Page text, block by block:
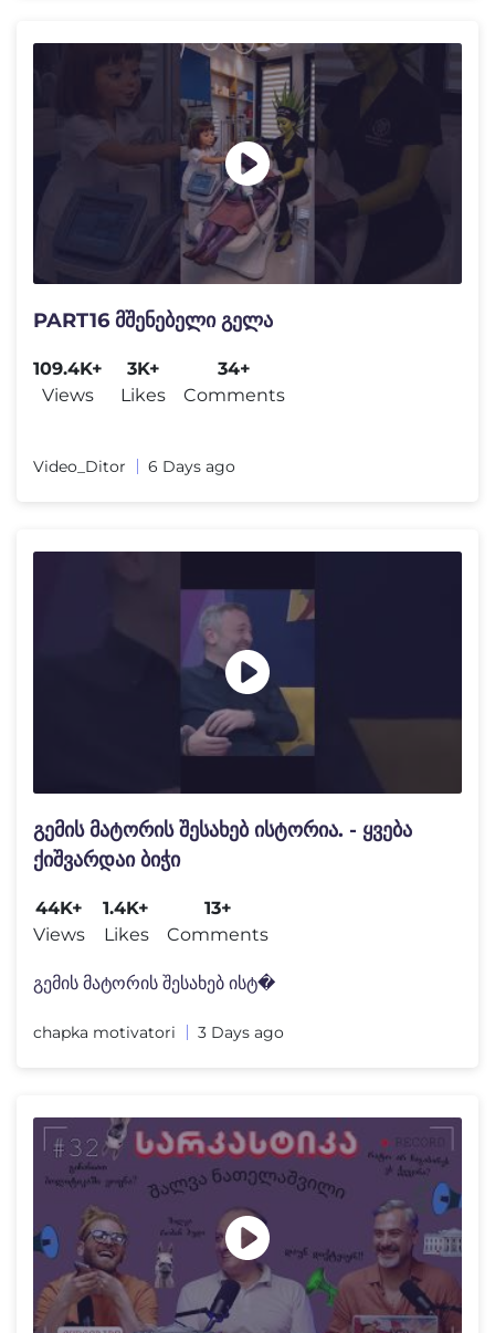
PART16 მშენებელი გელა
109.4K+
Views
3K+
Likes
34+
Comments
Video_Ditor 6 Days ago
გემის მატორის შესახებ ისტორია. - ყვება
ქიშვარდაი ბიჭი
44K+
Views
1.4K+
Likes
13+
Comments
გემის მატორის შესახებ ისტ�
chapka motivatori 3 Days ago